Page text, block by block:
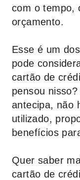
com o tempo,
orçamento.
Esse é um
pode
cartão de
pensou
antecipa, não
utilizado,
benefícios
Quer saber
cartão de